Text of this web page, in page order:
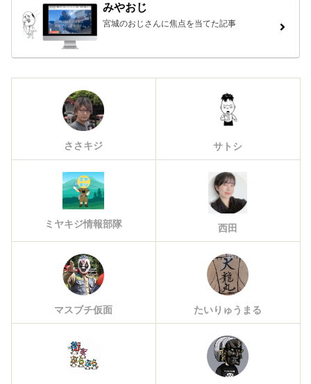
みやおじ
宮城のおじさんに焦点を当てた記事
ささキジ サトシ
ミヤキジ情報部隊 西田
マスブチ仮面 たいりゅうまる